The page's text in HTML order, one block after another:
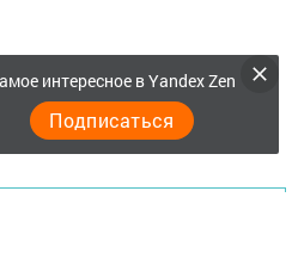
в
MАХ:
интересное в Yandex Zen
Подписаться